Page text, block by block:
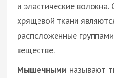
и эластические
хрящевой ткани
расположенные
веществе.
Мышечными называют